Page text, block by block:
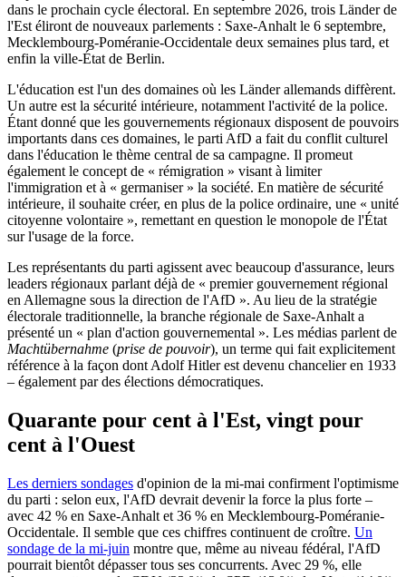
dans le prochain cycle électoral. En septembre 2026, trois Länder de
l'Est éliront de nouveaux parlements : Saxe-Anhalt le 6 septembre,
Mecklembourg-Poméranie-Occidentale deux semaines plus tard, et
enfin la ville-État de Berlin.
L'éducation est l'un des domaines où les Länder allemands diffèrent.
Un autre est la sécurité intérieure, notamment l'activité de la police.
Étant donné que les gouvernements régionaux disposent de pouvoirs
importants dans ces domaines, le parti AfD a fait du conflit culturel
dans l'éducation le thème central de sa campagne. Il promeut
également le concept de « rémigration » visant à limiter
l'immigration et à « germaniser » la société. En matière de sécurité
intérieure, il souhaite créer, en plus de la police ordinaire, une « unité
citoyenne volontaire », remettant en question le monopole de l'État
sur l'usage de la force.
Les représentants du parti agissent avec beaucoup d'assurance, leurs
leaders régionaux parlant déjà de « premier gouvernement régional
en Allemagne sous la direction de l'AfD ». Au lieu de la stratégie
électorale traditionnelle, la branche régionale de Saxe-Anhalt a
présenté un « plan d'action gouvernemental ». Les médias parlent de
Machtübernahme (prise de pouvoir), un terme qui fait explicitement
référence à la façon dont Adolf Hitler est devenu chancelier en 1933
– également par des élections démocratiques.
Quarante pour cent à l'Est, vingt pour
cent à l'Ouest
Les derniers sondages d'opinion de la mi-mai confirment l'optimisme
du parti : selon eux, l'AfD devrait devenir la force la plus forte –
avec 42 % en Saxe-Anhalt et 36 % en Mecklembourg-Poméranie-
Occidentale. Il semble que ces chiffres continuent de croître. Un
sondage de la mi-juin montre que, même au niveau fédéral, l'AfD
pourrait bientôt dépasser tous ses concurrents. Avec 29 %, elle